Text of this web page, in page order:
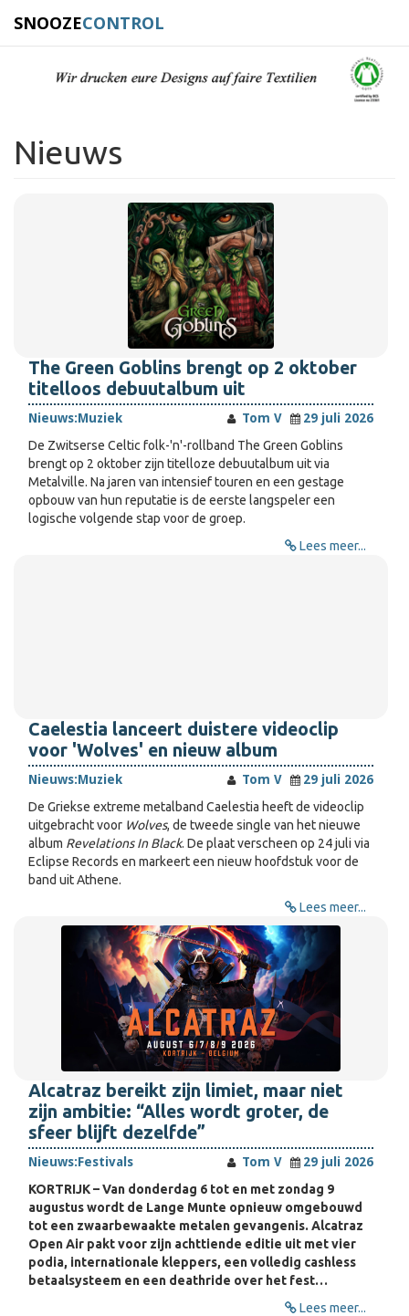
SNOOZECONTROL
Nieuws
The Green Goblins brengt op 2 oktober
titelloos debuutalbum uit
Nieuws:Muziek Tom V
29 juli 2026
De Zwitserse Celtic folk-'n'-rollband The Green Goblins
brengt op 2 oktober zijn titelloze debuutalbum uit via
Metalville. Na jaren van intensief touren en een gestage
opbouw van hun reputatie is de eerste langspeler een
logische volgende stap voor de groep.
Lees meer...
Caelestia lanceert duistere videoclip
voor 'Wolves' en nieuw album
Nieuws:Muziek Tom V
29 juli 2026
De Griekse extreme metalband Caelestia heeft de videoclip
uitgebracht voor Wolves, de tweede single van het nieuwe
album Revelations In Black. De plaat verscheen op 24 juli via
Eclipse Records en markeert een nieuw hoofdstuk voor de
band uit Athene.
Lees meer...
Alcatraz bereikt zijn limiet, maar niet
zijn ambitie: “Alles wordt groter, de
sfeer blijft dezelfde”
Nieuws:Festivals Tom V
29 juli 2026
KORTRIJK – Van donderdag 6 tot en met zondag 9
augustus wordt de Lange Munte opnieuw omgebouwd
tot een zwaarbewaakte metalen gevangenis. Alcatraz
Open Air pakt voor zijn achttiende editie uit met vier
podia, internationale kleppers, een volledig cashless
betaalsysteem en een deathride over het fest…
Lees meer...